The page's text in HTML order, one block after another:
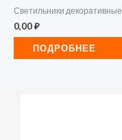
Светильники декоративные
0,00₽
ПОДРОБНЕЕ